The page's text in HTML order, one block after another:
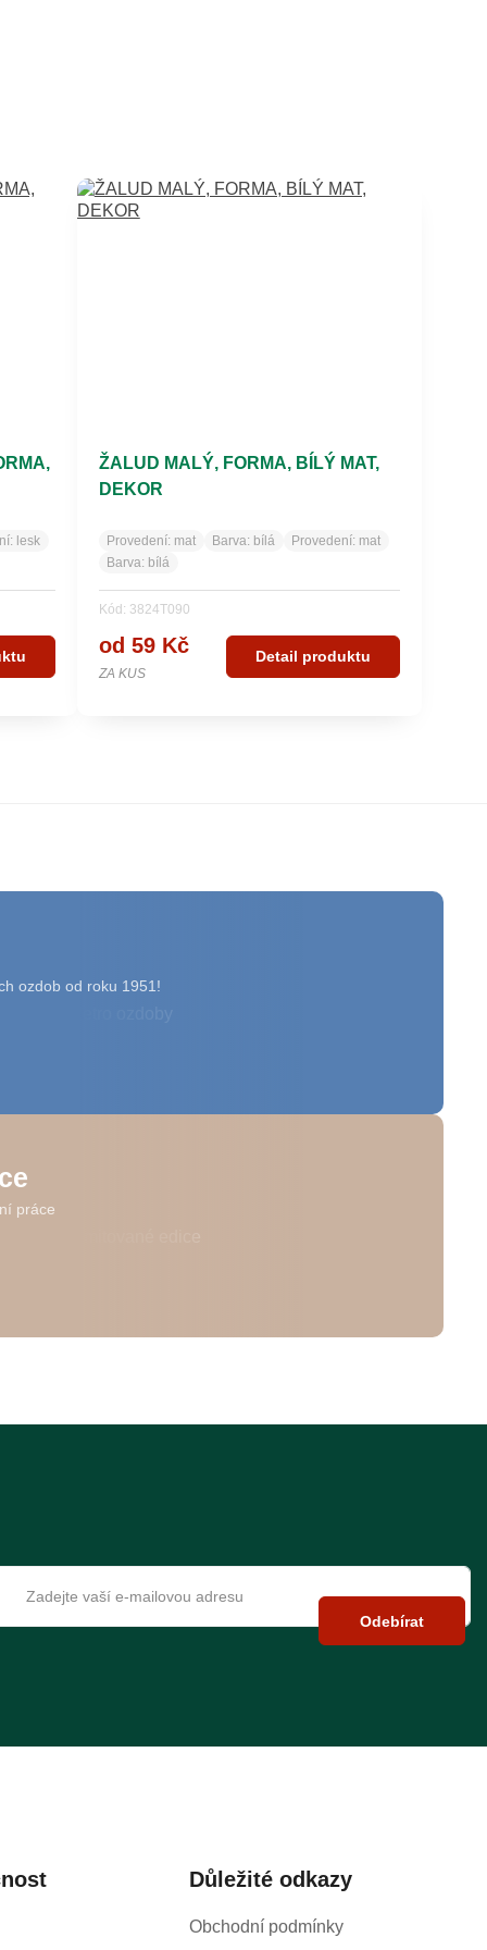
lesk
ŽALUD MALÝ, FORMA, BÍLÝ MAT,
DEKOR
Provedení: mat Barva: bílá Provedení: mat
Barva: bílá
Kód: 3824T090
od 59 Kč
ZA KUS
Detail produktu
ozdob od roku 1951!
práce
Odebírat
Důležité odkazy
Obchodní podmínky